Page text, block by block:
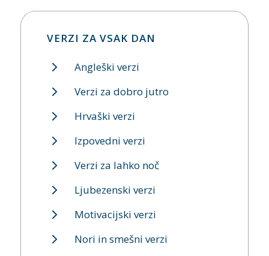
VERZI ZA VSAK DAN
Angleški verzi
Verzi za dobro jutro
Hrvaški verzi
Izpovedni verzi
Verzi za lahko noč
Ljubezenski verzi
Motivacijski verzi
Nori in smešni verzi